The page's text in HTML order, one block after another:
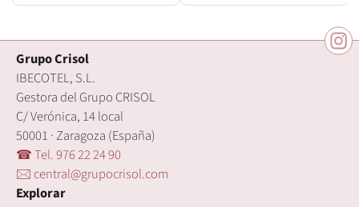
Grupo Crisol
IBECOTEL, S.L.
Gestora del Grupo CRISOL
C/ Verónica, 14 local
50001 · Zaragoza (España)
☎ Tel. 976 22 24 90
🖂 central@grupocrisol.com
Explorar